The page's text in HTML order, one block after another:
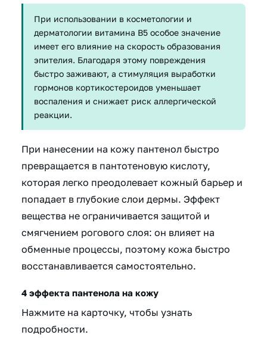
При использовании в косметологии и
дерматологии витамина В5 особое значение
имеет его влияние на скорость образования
эпителия. Благодаря этому повреждения
быстро заживают, а стимуляция выработки
гормонов кортикостероидов уменьшает
воспаления и снижает риск аллергической
реакции.
При нанесении на кожу пантенол быстро
превращается в пантотеновую кислоту,
которая легко преодолевает кожный барьер и
попадает в глубокие слои дермы. Эффект
вещества не ограничивается защитой и
смягчением рогового слоя: он влияет на
обменные процессы, поэтому кожа быстро
восстанавливается самостоятельно.
4 эффекта пантенола на кожу
Нажмите на карточку, чтобы узнать
подробности.